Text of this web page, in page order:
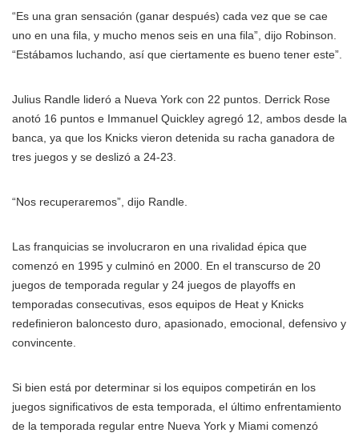
“Es una gran sensación (ganar después) cada vez que se cae
uno en una fila, y mucho menos seis en una fila”, dijo Robinson.
“Estábamos luchando, así que ciertamente es bueno tener este”.
Julius Randle lideró a Nueva York con 22 puntos. Derrick Rose
anotó 16 puntos e Immanuel Quickley agregó 12, ambos desde la
banca, ya que los Knicks vieron detenida su racha ganadora de
tres juegos y se deslizó a 24-23.
“Nos recuperaremos”, dijo Randle.
Las franquicias se involucraron en una rivalidad épica que
comenzó en 1995 y culminó en 2000. En el transcurso de 20
juegos de temporada regular y 24 juegos de playoffs en
temporadas consecutivas, esos equipos de Heat y Knicks
redefinieron baloncesto duro, apasionado, emocional, defensivo y
convincente.
Si bien está por determinar si los equipos competirán en los
juegos significativos de esta temporada, el último enfrentamiento
de la temporada regular entre Nueva York y Miami comenzó